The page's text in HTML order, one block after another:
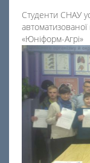
Студенти СНАУ
«Юніформ-Агрі»